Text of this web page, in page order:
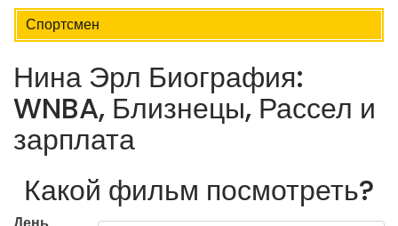
Спортсмен
Нина Эрл Биография:
WNBA, Близнецы, Рассел и
зарплата
Какой фильм посмотреть?